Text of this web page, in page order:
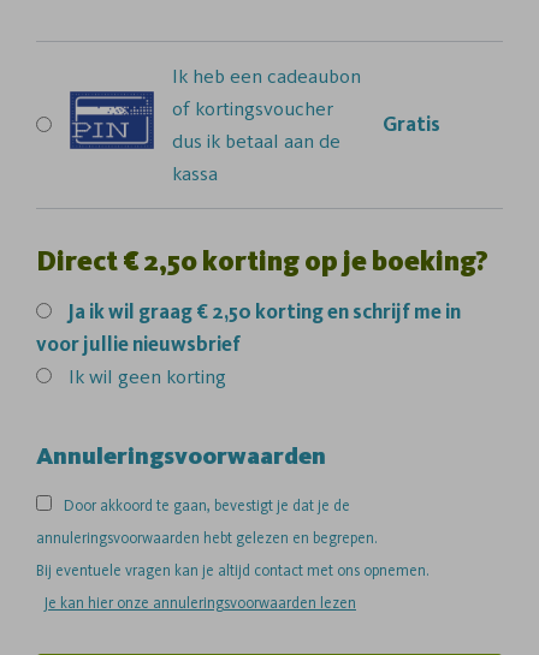
Ik heb een cadeaubon
of kortingsvoucher
dus ik betaal aan de
kassa
Gratis
Direct € 2,50 korting op je boeking?
Ja ik wil graag € 2,50 korting en schrijf me in
voor jullie nieuwsbrief
Ik wil geen korting
Annuleringsvoorwaarden
Door akkoord te gaan, bevestigt je dat je de
annuleringsvoorwaarden hebt gelezen en begrepen.
Bij eventuele vragen kan je altijd contact met ons opnemen.
Je kan hier onze annuleringsvoorwaarden lezen